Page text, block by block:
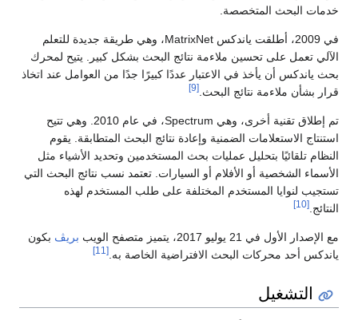
خدمات البحث المتخصصة.
في 2009، أطلقت ياندكس MatrixNet، وهي طريقة جديدة للتعلم
الآلي تعمل على تحسين ملاءمة نتائج البحث بشكل كبير. يتيح لمحرك
بحث ياندكس أن يأخذ في الاعتبار عددًا كبيرًا جدًا من العوامل عند اتخاذ
قرار بشأن ملاءمة نتائج البحث.[9]
تم إطلاق تقنية أخرى، وهي Spectrum، في عام 2010. وهي تتيح
استنتاج الاستعلامات الضمنية وإعادة نتائج البحث المتطابقة. يقوم
النظام تلقائيًا بتحليل عمليات بحث المستخدمين وتحديد الأشياء مثل
الأسماء الشخصية أو الأفلام أو السيارات. تعتمد نسب نتائج البحث التي
تستجيب لنوايا المستخدم المختلفة على طلب المستخدم لهذه
النتائج.[10]
مع الإصدار الأول في 21 يوليو 2017، يتميز متصفح الويب بريڤ بكون
ياندكس أحد محركات البحث الافتراضية الخاصة به.[11]
التشغيل